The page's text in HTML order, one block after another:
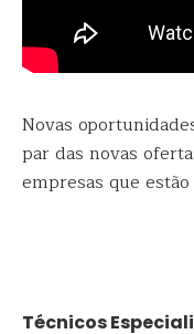
Novas
par das novas
empresas que
Técnicos